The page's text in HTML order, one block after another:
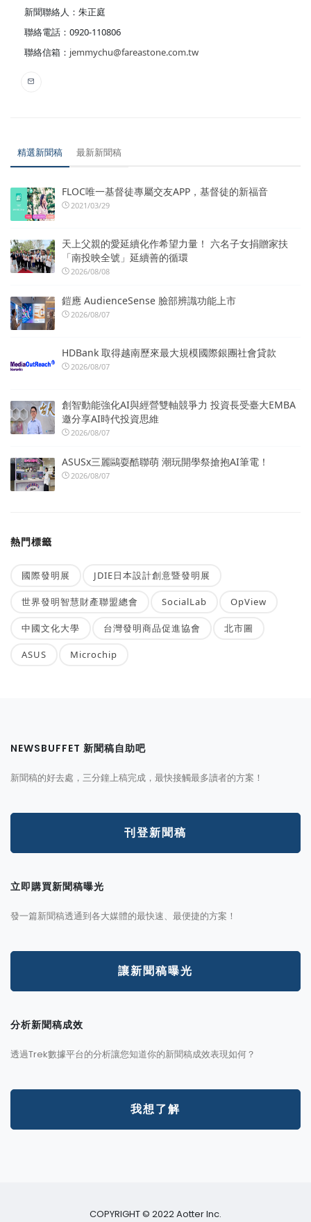
新聞聯絡人：朱正庭
聯絡電話：0920-110806
聯絡信箱： jemmychu@fareastone.com.tw
精選新聞稿 最新新聞稿
FLOC唯一基督徒專屬交友APP，基督徒的新福音
2021/03/29
天上父親的愛延續化作希望力量！ 六名子女捐贈家扶
「南投映全號」延續善的循環
2026/08/08
鎧應 AudienceSense 臉部辨識功能上市
2026/08/07
HDBank 取得越南歷來最大規模國際銀團社會貸款
2026/08/07
創智動能強化AI與經營雙軸競爭力 投資長受臺大EMBA
邀分享AI時代投資思維
2026/08/07
ASUSx三麗鷗耍酷聯萌 潮玩開學祭搶抱AI筆電！
2026/08/07
熱門標籤
國際發明展 JDIE日本設計創意暨發明展
世界發明智慧財產聯盟總會 SocialLab OpView
中國文化大學 台灣發明商品促進協會 北市圖
ASUS Microchip
NEWSBUFFET 新聞稿自助吧
新聞稿的好去處，三分鐘上稿完成，最快接觸最多讀者的方案！
刊登新聞稿
立即購買新聞稿曝光
發一篇新聞稿透通到各大媒體的最快速、最便捷的方案！
讓新聞稿曝光
分析新聞稿成效
透過Trek數據平台的分析讓您知道你的新聞稿成效表現如何？
我想了解
COPYRIGHT © 2022 Aotter Inc.